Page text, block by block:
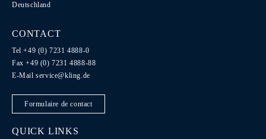
Deutschland
CONTACT
Tel +49 (0) 7231 4888-0
Fax +49 (0) 7231 4888-88
E-Mailservice@kling.de
Formulaire de contact
QUICK LINKS